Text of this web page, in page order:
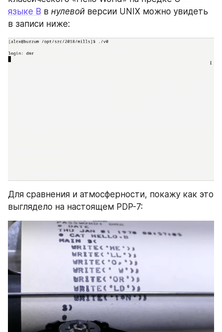
языке B в нулевой версии UNIX можно увидеть
в записи ниже:
Для сравнения и атмосферности, покажу как это
выглядело на настоящем PDP-7: